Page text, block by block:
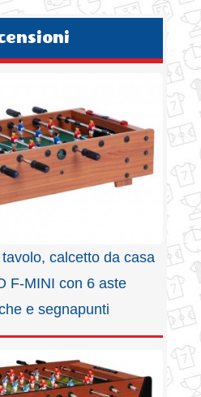
calcetto da casa
F-MINI con 6 aste
e segnapunti